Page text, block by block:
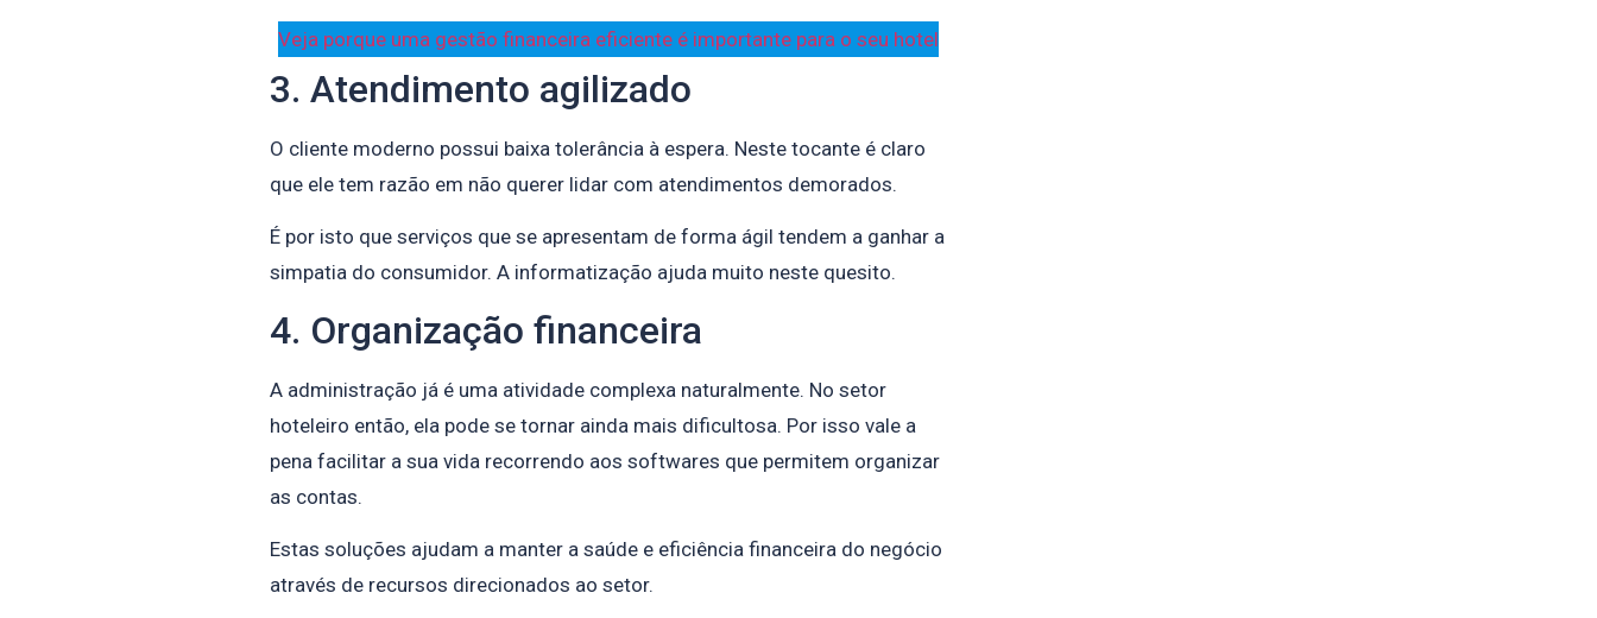
Veja porque uma gestão financeira eficiente é importante para o seu hotel
3. Atendimento agilizado
O cliente moderno possui baixa tolerância à espera. Neste tocante é claro
que ele tem razão em não querer lidar com atendimentos demorados.
É por isto que serviços que se apresentam de forma ágil tendem a ganhar a
simpatia do consumidor. A informatização ajuda muito neste quesito.
4. Organização financeira
A administração já é uma atividade complexa naturalmente. No setor
hoteleiro então, ela pode se tornar ainda mais dificultosa. Por isso vale a
pena facilitar a sua vida recorrendo aos softwares que permitem organizar
as contas.
Estas soluções ajudam a manter a saúde e eficiência financeira do negócio
através de recursos direcionados ao setor.